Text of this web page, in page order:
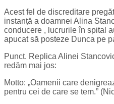
Acest fel de discreditare
instanță a doamnei Alina
conducere , lucrurile în spital
apucat să posteze Dunca pe
Punct. Replica Alinei
redăm mai jos:
Motto: „Oamenii care
pentru cei de care se tem.”